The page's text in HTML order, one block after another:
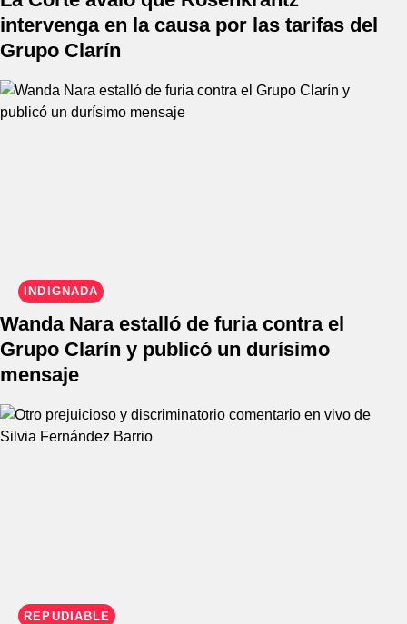
intervenga en la causa por las tarifas del
Grupo Clarín
INDIGNADA
Wanda Nara estalló de furia contra el
Grupo Clarín y publicó un durísimo
mensaje
REPUDIABLE